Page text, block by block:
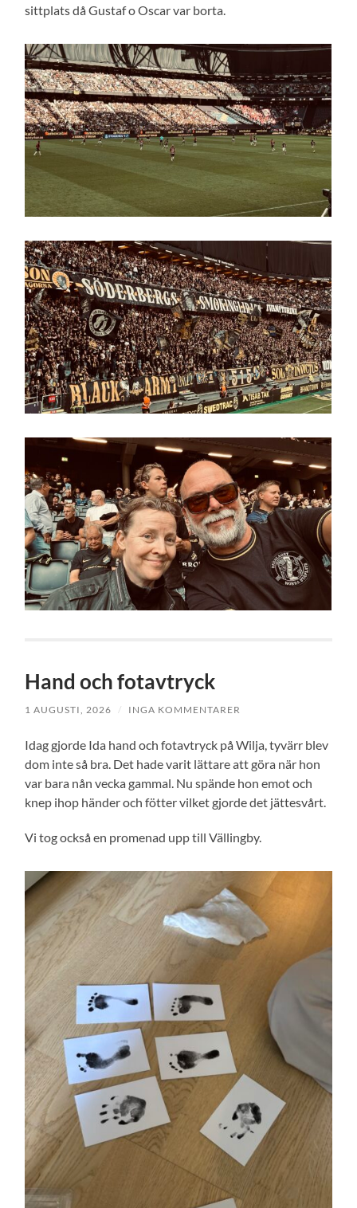
sittplats då Gustaf o Oscar var borta.
Hand och fotavtryck
1 AUGUSTI, 2026 / INGA KOMMENTARER
Idag gjorde Ida hand och fotavtryck på Wilja, tyvärr blev
dom inte så bra. Det hade varit lättare att göra när hon
var bara nån vecka gammal. Nu spände hon emot och
knep ihop händer och fötter vilket gjorde det jättesvårt.
Vi tog också en promenad upp till Vällingby.